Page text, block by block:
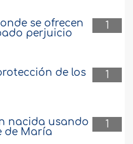
1
se ofrecen
perjuicio
1
de los
1
nacida usando
de María